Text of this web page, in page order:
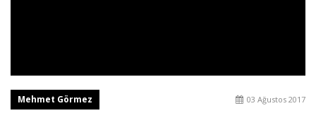
Mehmet Görmez 03 Ağustos 2017